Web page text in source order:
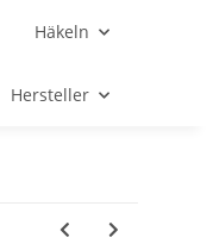
Häkeln
Hersteller